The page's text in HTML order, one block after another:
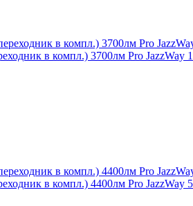
в компл.) 3700лм Pro JazzWay
в компл.) 4400лм Pro JazzWay